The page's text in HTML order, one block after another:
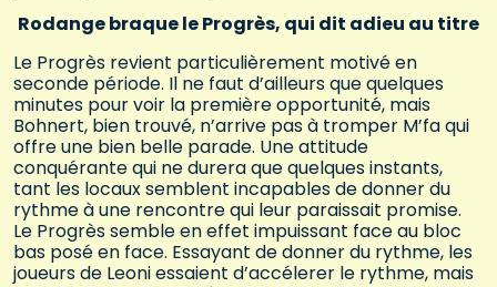
Rodange braque le Progrès, qui dit adieu au titre
Le Progrès revient particulièrement motivé en
seconde période. Il ne faut d’ailleurs que quelques
minutes pour voir la première opportunité, mais
Bohnert, bien trouvé, n’arrive pas à tromper M’fa qui
offre une bien belle parade. Une attitude
conquérante qui ne durera que quelques instants,
tant les locaux semblent incapables de donner du
rythme à une rencontre qui leur paraissait promise.
Le Progrès semble en effet impuissant face au bloc
bas posé en face. Essayant de donner du rythme, les
joueurs de Leoni essaient d’accélerer le rythme, mais